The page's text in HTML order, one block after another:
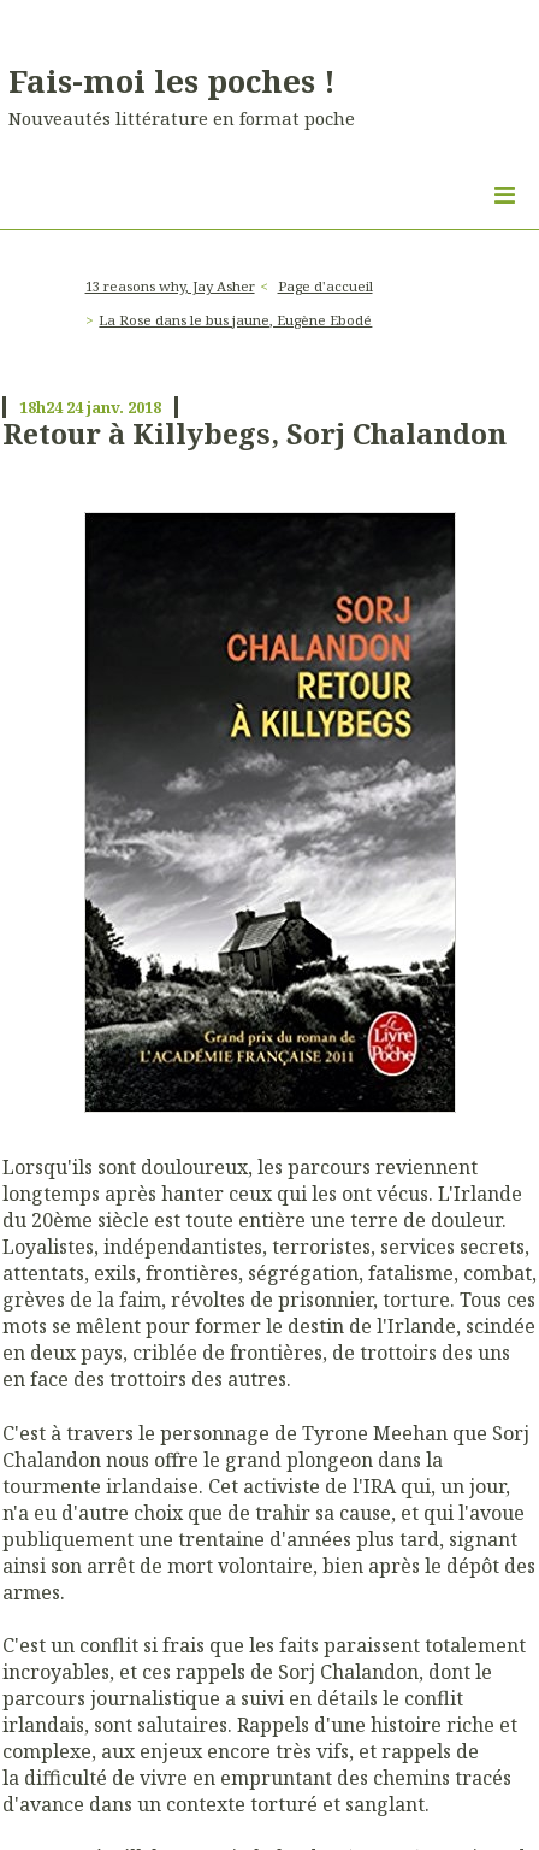
Fais-moi les poches !
Nouveautés littérature en format poche
13 reasons why, Jay Asher
Page d'accueil
La Rose dans le bus jaune, Eugène Ebodé
18h24 24janv. 2018
Retour à Killybegs, Sorj Chalandon
Lorsqu'ils sont douloureux, les parcours reviennent
longtemps après hanter ceux qui les ont vécus. L'Irlande
du 20ème siècle est toute entière une terre de douleur.
Loyalistes, indépendantistes, terroristes, services secrets,
attentats, exils, frontières, ségrégation, fatalisme, combat,
grèves de la faim, révoltes de prisonnier, torture. Tous ces
mots se mêlent pour former le destin de l'Irlande, scindée
en deux pays, criblée de frontières, de trottoirs des uns
en face des trottoirs des autres.
C'est à travers le personnage de Tyrone Meehan que Sorj
Chalandon nous offre le grand plongeon dans la
tourmente irlandaise. Cet activiste de l'IRA qui, un jour,
n'a eu d'autre choix que de trahir sa cause, et qui l'avoue
publiquement une trentaine d'années plus tard, signant
ainsi son arrêt de mort volontaire, bien après le dépôt des
armes.
C'est un conflit si frais que les faits paraissent totalement
incroyables, et ces rappels de Sorj Chalandon, dont le
parcours journalistique a suivi en détails le conflit
irlandais, sont salutaires. Rappels d'une histoire riche et
complexe, aux enjeux encore très vifs, et rappels de
la difficulté de vivre en empruntant des chemins tracés
d'avance dans un contexte torturé et sanglant.